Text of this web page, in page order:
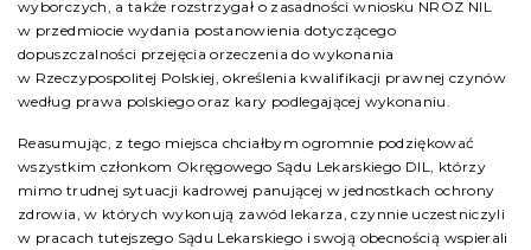
wyborczych, a także rozstrzygał o zasadności wniosku NROZ NIL
w przedmiocie wydania postanowienia dotyczącego
dopuszczalności przejęcia orzeczenia do wykonania
w Rzeczypospolitej Polskiej, określenia kwalifikacji prawnej czynów
według prawa polskiego oraz kary podlegającej wykonaniu.
Reasumując, z tego miejsca chciałbym ogromnie podziękować
wszystkim członkom Okręgowego Sądu Lekarskiego DIL, którzy
mimo trudnej sytuacji kadrowej panującej w jednostkach ochrony
zdrowia, w których wykonują zawód lekarza, czynnie uczestniczyli
w pracach tutejszego Sądu Lekarskiego i swoją obecnością wspierali